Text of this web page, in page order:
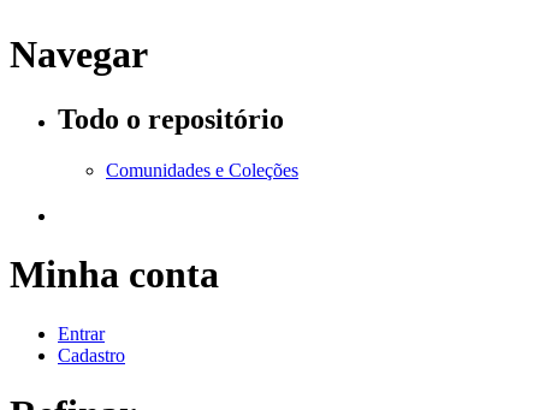
Navegar
Todo o repositório
Comunidades e Coleções
Minha conta
Entrar
Cadastro